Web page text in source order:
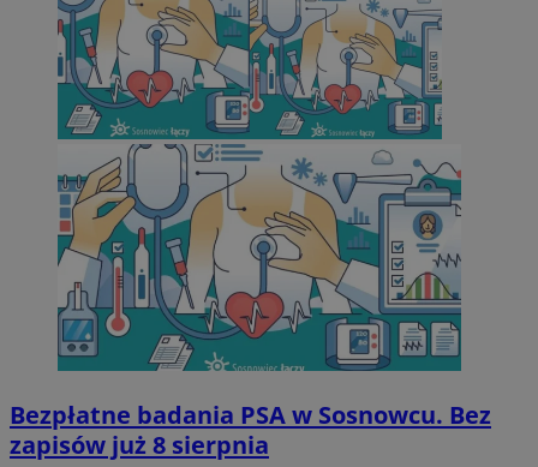
Bezpłatne badania PSA w Sosnowcu. Bez
zapisów już 8 sierpnia